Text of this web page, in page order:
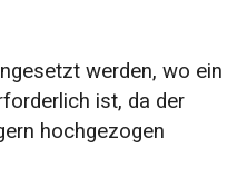
werden, wo ein
ist, da der
hochgezogen